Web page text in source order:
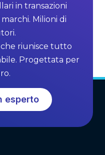
in transazioni
Milioni di
riunisce tutto
Progettata per
esperto